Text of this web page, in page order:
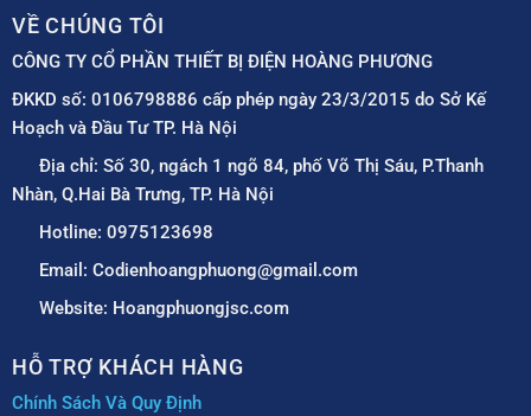
VỀ CHÚNG TÔI
CÔNG TY CỔ PHẦN THIẾT BỊ ĐIỆN HOÀNG PHƯƠNG
ĐKKD số: 0106798886 cấp phép ngày 23/3/2015 do Sở Kế
Hoạch và Đầu Tư TP. Hà Nội
Địa chỉ: Số 30, ngách 1 ngõ 84, phố Võ Thị Sáu, P.Thanh
Nhàn, Q.Hai Bà Trưng, TP. Hà Nội
Hotline: 0975123698
Email: Codienhoangphuong@gmail.com
Website: Hoangphuongjsc.com
HỖ TRỢ KHÁCH HÀNG
Chính Sách Và Quy Định